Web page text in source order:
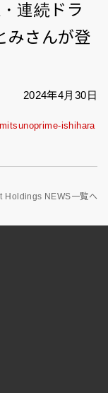
連続ドラ
みさんが登
2024年4月30日
ishihara
Holdings NEWS一覧へ